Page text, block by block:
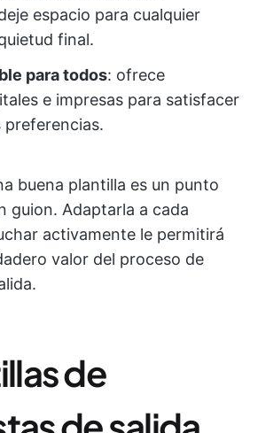
espacio para cualquier
final.
para todos: ofrece
e impresas para satisfacer
preferencias.
buena plantilla es un punto
guion. Adaptarla a cada
activamente le permitirá
valor del proceso de
de